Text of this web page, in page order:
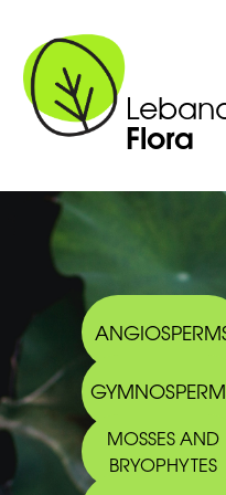
Flora
MOSSES AND
BRYOPHYTES